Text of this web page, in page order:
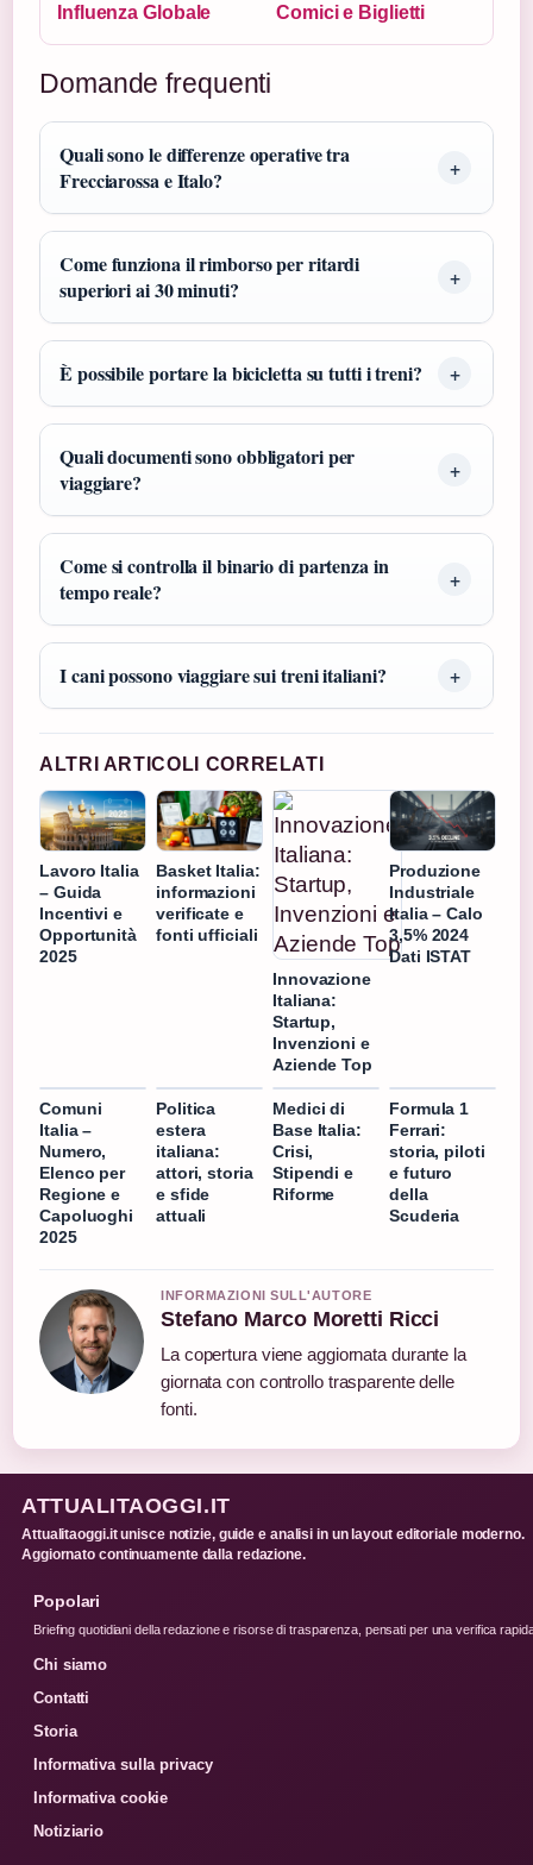
Influenza Globale Comici e Biglietti
Domande frequenti
Quali sono le differenze operative tra
Frecciarossa e Italo?
Come funziona il rimborso per ritardi
superiori ai 30 minuti?
È possibile portare la bicicletta su tutti i treni?
Quali documenti sono obbligatori per
viaggiare?
Come si controlla il binario di partenza in
tempo reale?
I cani possono viaggiare sui treni italiani?
ALTRI ARTICOLI CORRELATI
Lavoro Italia
– Guida
Incentivi e
Opportunità
2025
Basket Italia:
informazioni
verificate e
fonti ufficiali
Innovazione
Italiana:
Startup,
Invenzioni e
Aziende Top
Produzione
Industriale
Italia – Calo
3,5% 2024
Dati ISTAT
Comuni
Italia –
Numero,
Elenco per
Regione e
Capoluoghi
2025
Politica
estera
italiana:
attori, storia
e sfide
attuali
Medici di
Base Italia:
Crisi,
Stipendi e
Riforme
Formula 1
Ferrari:
storia, piloti
e futuro
della
Scuderia
INFORMAZIONI SULL'AUTORE
Stefano Marco Moretti Ricci
La copertura viene aggiornata durante la
giornata con controllo trasparente delle
fonti.
ATTUALITAOGGI.IT
Attualitaoggi.it unisce notizie, guide e analisi in un layout editoriale moderno.
Aggiornato continuamente dalla redazione.
Popolari
Briefing quotidiani della redazione e risorse di trasparenza, pensati per una verifica
Chi siamo
Contatti
Storia
Informativa sulla privacy
Informativa cookie
Notiziario